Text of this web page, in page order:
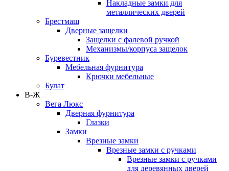
Накладные замки для
металлических дверей
Брестмаш
Дверные защелки
Защелки с фалевой ручкой
Механизмы/корпуса защелок
Буревестник
Мебельная фурнитура
Крючки мебельные
Булат
В-Ж
Вега Люкс
Дверная фурнитура
Глазки
Замки
Врезные замки
Врезные замки с ручками
Врезные замки с ручками
для деревянных дверей